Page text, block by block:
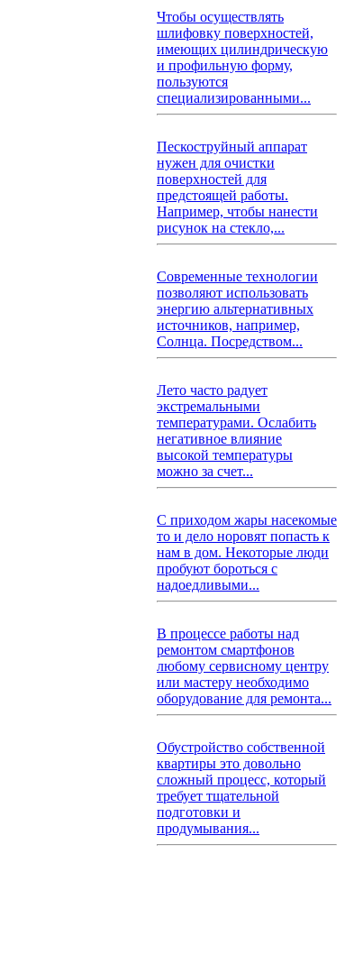
Чтобы осуществлять
шлифовку поверхностей,
имеющих цилиндрическую
и профильную форму,
пользуются
специализированными...
Пескоструйный аппарат
нужен для очистки
поверхностей для
предстоящей работы.
Например, чтобы нанести
рисунок на стекло,...
Современные технологии
позволяют использовать
энергию альтернативных
источников, например,
Солнца. Посредством...
Лето часто радует
экстремальными
температурами. Ослабить
негативное влияние
высокой температуры
можно за счет...
С приходом жары насекомые
то и дело норовят попасть к
нам в дом. Некоторые люди
пробуют бороться с
надоедливыми...
В процессе работы над
ремонтом смартфонов
любому сервисному центру
или мастеру необходимо
оборудование для ремонта...
Обустройство собственной
квартиры это довольно
сложный процесс, который
требует тщательной
подготовки и
продумывания...